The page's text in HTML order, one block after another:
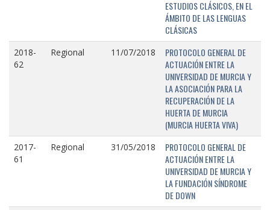
ESTUDIOS CLÁSICOS, EN EL
ÁMBITO DE LAS LENGUAS
CLÁSICAS
2018-
62
Regional 11/07/2018
PROTOCOLO GENERAL DE
ACTUACIÓN ENTRE LA
UNIVERSIDAD DE MURCIA Y
LA ASOCIACIÓN PARA LA
RECUPERACIÓN DE LA
HUERTA DE MURCIA
(MURCIA HUERTA VIVA)
2017-
61
Regional 31/05/2018
PROTOCOLO GENERAL DE
ACTUACIÓN ENTRE LA
UNIVERSIDAD DE MURCIA Y
LA FUNDACIÓN SÍNDROME
DE DOWN